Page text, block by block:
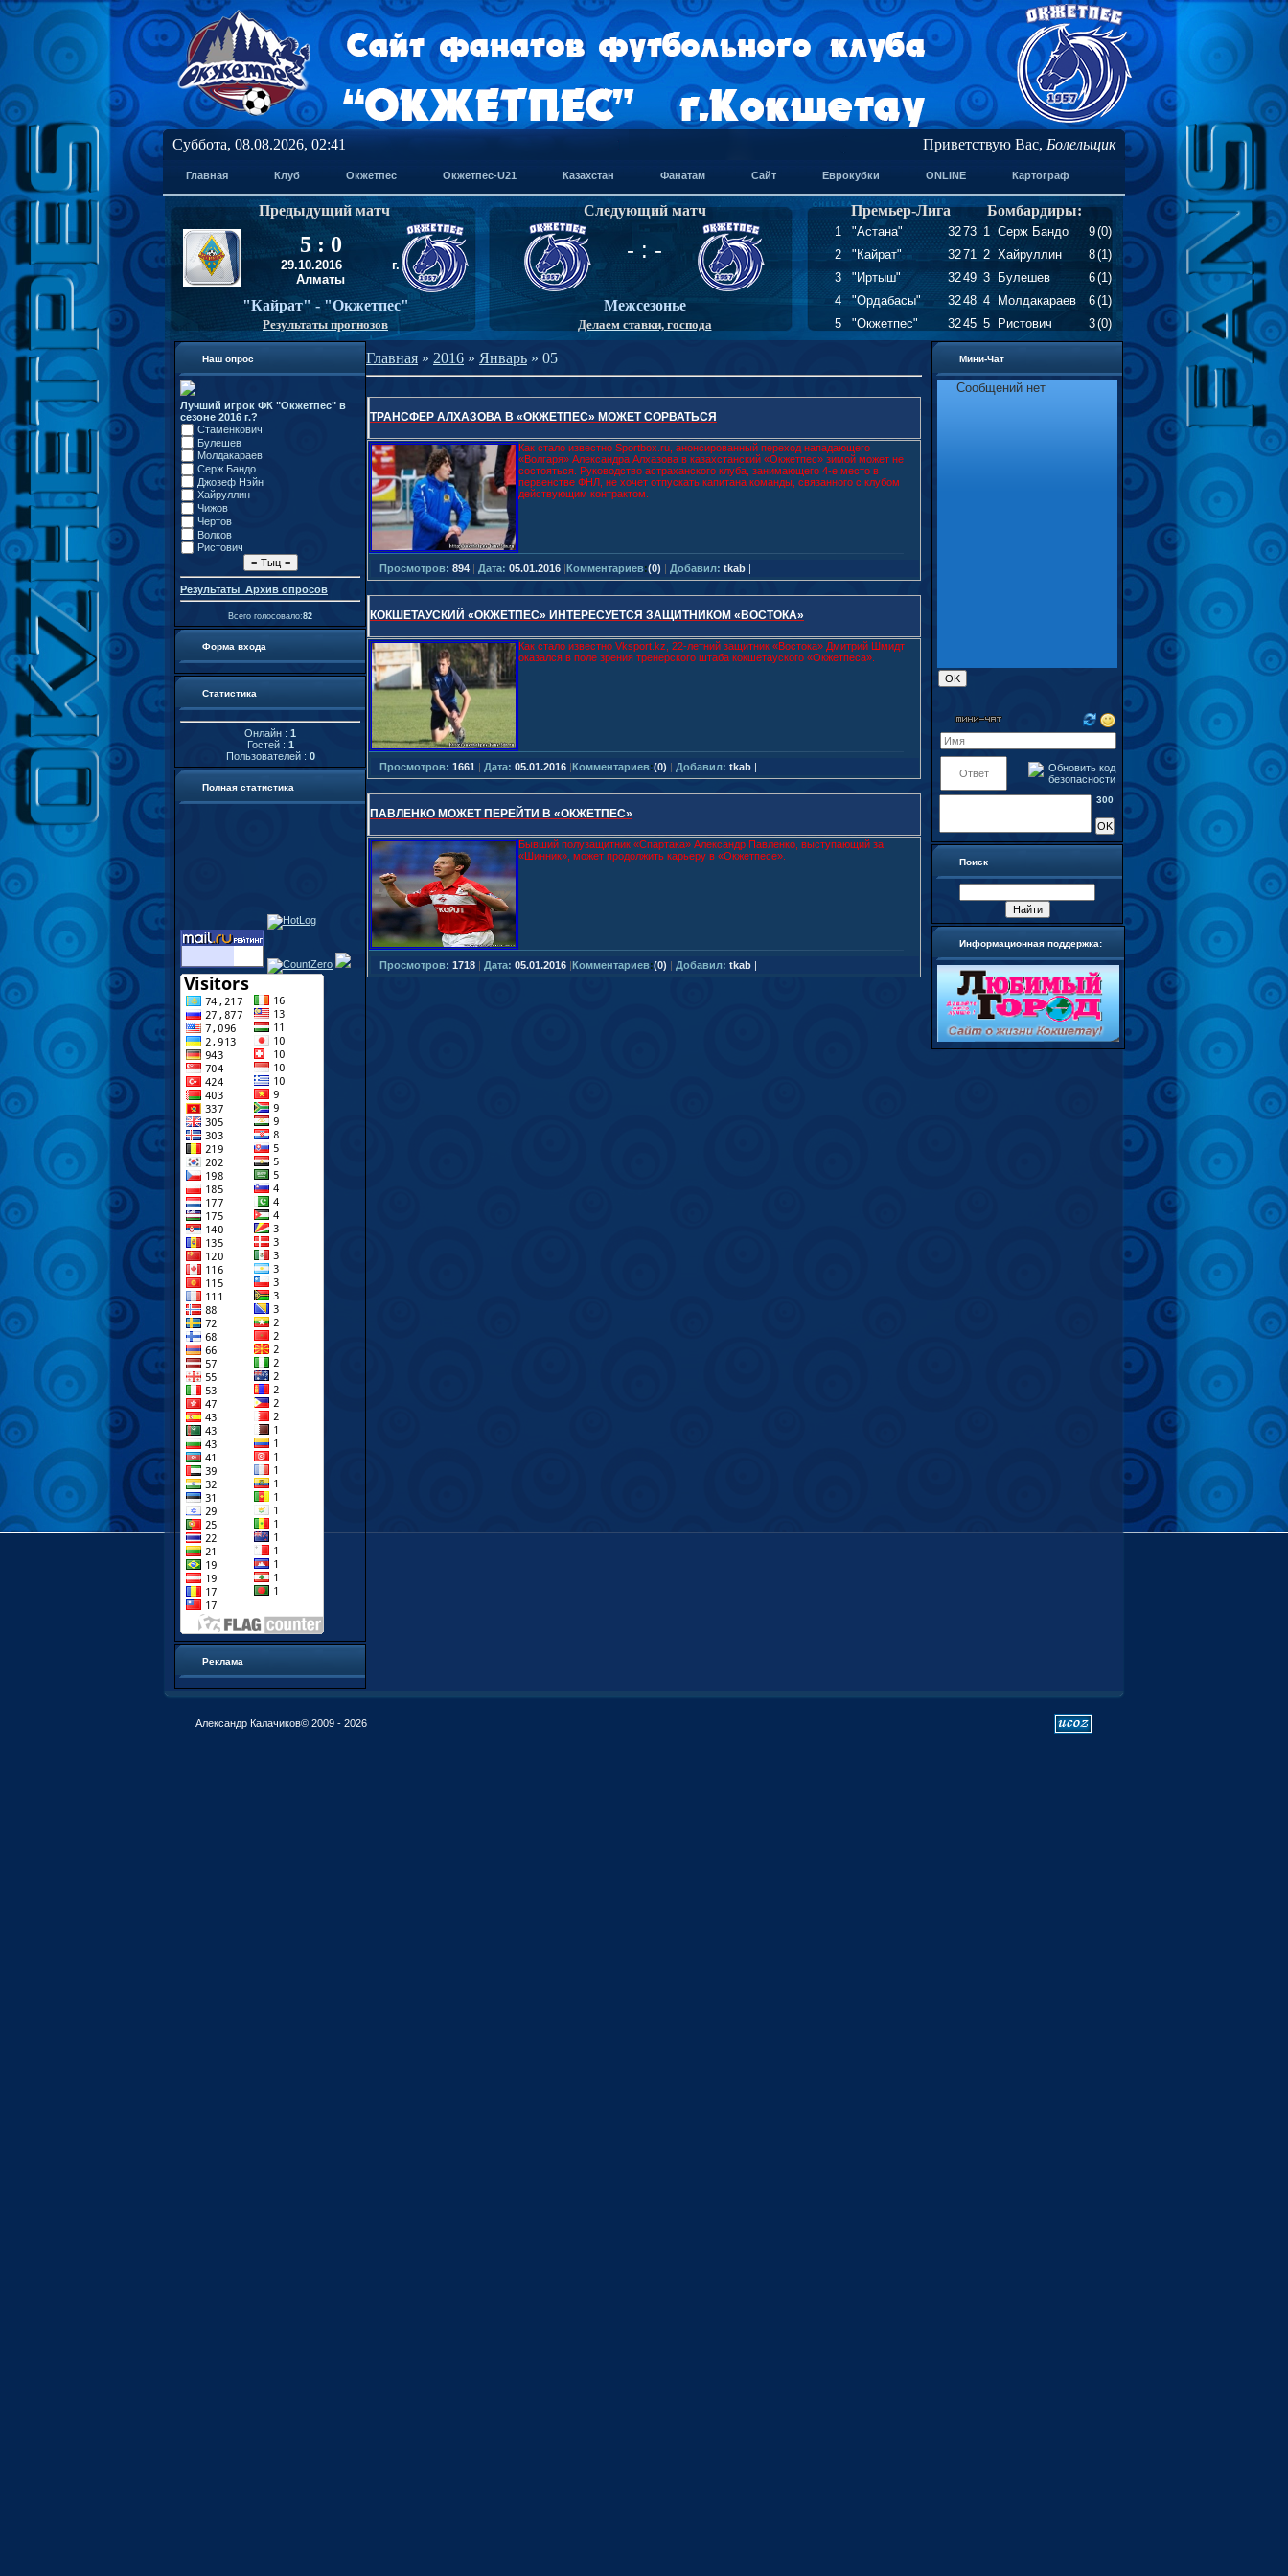
Суббота, 08.08.2026, 02:41 Приветствую Вас, Болельщик
Главная Клуб Окжетпес Окжетпес-U21 Казахстан Фанатам Сайт Еврокубки ONLINE Картограф
Предыдущий матч
5 : 0
29.10.2016г.
Алматы
"Кайрат" - "Окжетпес"
Результаты прогнозов
Следующий матч
- : -
Межсезонье
Делаем ставки, господа
Премьер-Лига
1 "Астана" 3273
2
"Кайрат" 3271
3
"Иртыш" 3249
4
"Ордабасы" 3248
5
"Окжетпес" 3245
Бомбардиры:
1 Серж Бандо 9(0)
2 Хайруллин 8(1)
3
Булешев 6(1)
4
Молдакараев 6(1)
5
Ристович 3(0)
Наш опрос
Лучший игрок ФК "Окжетпес" в
сезоне 2016 г.?
Стаменкович
Булешев
Молдакараев
Серж Бандо
Джозеф Нэйн
Хайруллин
Чижов
Чертов
Волков
Ристович
Результаты Архив опросов
Всего голосовало:82
Форма входа
Статистика
Онлайн : 1
Гостей : 1
Пользователей : 0
Полная статистика
Реклама
Мини-Чат
300
Поиск
Информационная поддержка:
Главная » 2016 » Январь » 05
ТРАНСФЕР АЛХАЗОВА В «ОКЖЕТПЕС» МОЖЕТ СОРВАТЬСЯ
Как стало известно Sportbox.ru, анонсированный переход нападающего
«Волгаря» Александра Алхазова в казахстанский «Окжетпес» зимой может не
состояться. Руководство астраханского клуба, занимающего 4-е место в
первенстве ФНЛ, не хочет отпускать капитана команды, связанного с клубом
действующим контрактом.
Просмотров: 894 | Дата: 05.01.2016 |Комментариев:(0) | Добавил: tkab |
КОКШЕТАУСКИЙ «ОКЖЕТПЕС» ИНТЕРЕСУЕТСЯ ЗАЩИТНИКОМ «ВОСТОКА»
Как стало известно Vksport.kz, 22-летний защитник «Востока» Дмитрий Шмидт
оказался в поле зрения тренерского штаба кокшетауского «Окжетпеса».
Просмотров: 1661 | Дата: 05.01.2016 |Комментариев:(0) | Добавил: tkab |
ПАВЛЕНКО МОЖЕТ ПЕРЕЙТИ В «ОКЖЕТПЕС»
Бывший полузащитник «Спартака» Александр Павленко, выступающий за
«Шинник», может продолжить карьеру в «Окжетпесе».
Просмотров: 1718 | Дата: 05.01.2016 |Комментариев:(0) | Добавил: tkab |
Александр Калачиков© 2009 - 2026